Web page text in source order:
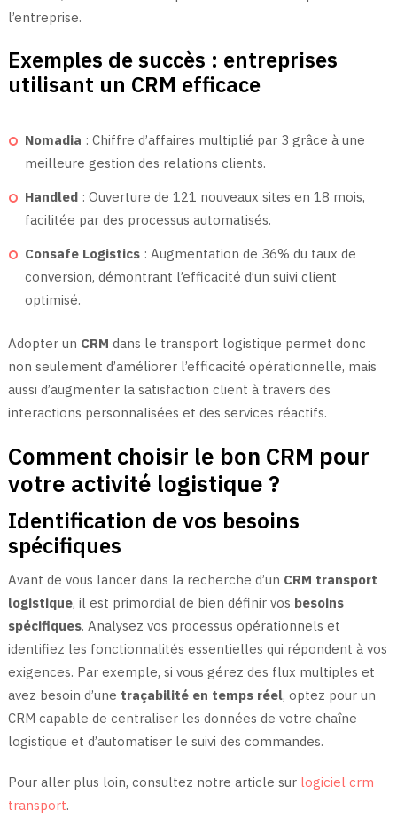
l’entreprise.
Exemples de succès : entreprises
utilisant un CRM efficace
Nomadia : Chiffre d’affaires multiplié par 3 grâce à une
meilleure gestion des relations clients.
Handled : Ouverture de 121 nouveaux sites en 18 mois,
facilitée par des processus automatisés.
Consafe Logistics : Augmentation de 36% du taux de
conversion, démontrant l’efficacité d’un suivi client
optimisé.
Adopter un CRM dans le transport logistique permet donc
non seulement d’améliorer l’efficacité opérationnelle, mais
aussi d’augmenter la satisfaction client à travers des
interactions personnalisées et des services réactifs.
Comment choisir le bon CRM pour
votre activité logistique ?
Identification de vos besoins
spécifiques
Avant de vous lancer dans la recherche d’un CRM transport
logistique, il est primordial de bien définir vos besoins
spécifiques. Analysez vos processus opérationnels et
identifiez les fonctionnalités essentielles qui répondent à vos
exigences. Par exemple, si vous gérez des flux multiples et
avez besoin d’une traçabilité en temps réel, optez pour un
CRM capable de centraliser les données de votre chaîne
logistique et d’automatiser le suivi des commandes.
Pour aller plus loin, consultez notre article sur logiciel crm
transport.